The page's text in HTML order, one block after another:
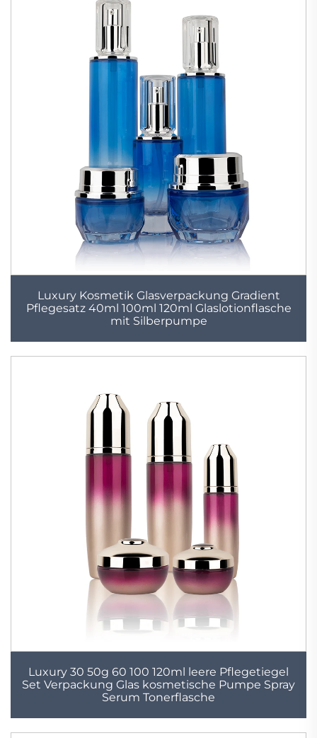
Luxury Kosmetik Glasverpackung Gradient
Pflegesatz 40ml 100ml 120ml Glaslotionflasche
mit Silberpumpe
Luxury 30 50g 60 100 120ml leere Pflegetiegel
Set Verpackung Glas kosmetische Pumpe Spray
Serum Tonerflasche